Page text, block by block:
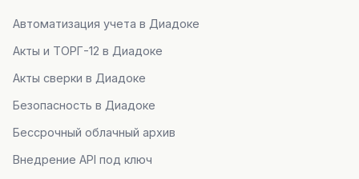
Автоматизация учета в Диадоке
Акты и ТОРГ-12 в Диадоке
Акты сверки в Диадоке
Безопасность в Диадоке
Бессрочный облачный архив
Внедрение API под ключ